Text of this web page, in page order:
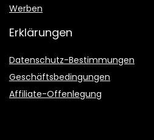
Werben
Erklärungen
Datenschutz-Bestimmungen
Geschäftsbedingungen
Affiliate-Offenlegung